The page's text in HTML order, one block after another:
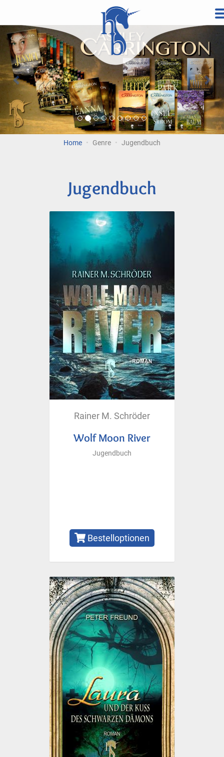
InhaltVorherige
Home Genre Jugendbuch
Jugendbuch
Rainer M. Schröder
Wolf Moon River
Jugendbuch
Bestelloptionen